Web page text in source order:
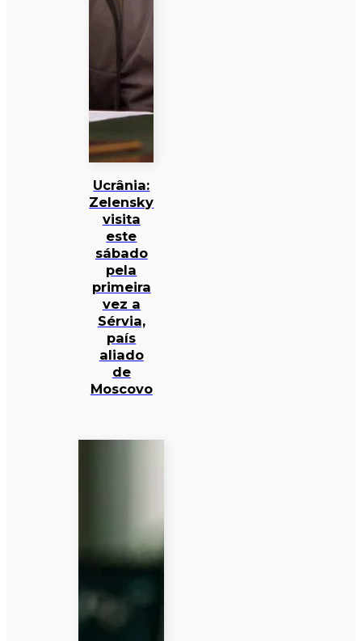
Ucrânia:
Zelensky
visita
este
sábado
pela
primeira
vez a
Sérvia,
país
aliado
de
Moscovo